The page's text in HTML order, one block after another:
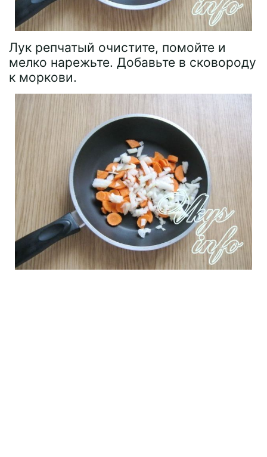
Лук репчатый очистите, помойте и
мелко нарежьте. Добавьте в сковороду
к моркови.